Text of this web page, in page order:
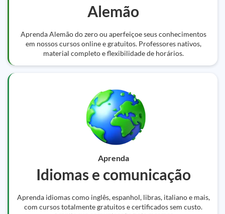
Alemão
Aprenda Alemão do zero ou aperfeiçoe seus conhecimentos
em nossos cursos online e gratuitos. Professores nativos,
material completo e flexibilidade de horários.
Aprenda
Idiomas e comunicação
Aprenda idiomas como inglês, espanhol, libras, italiano e mais,
com cursos totalmente gratuitos e certificados sem custo.